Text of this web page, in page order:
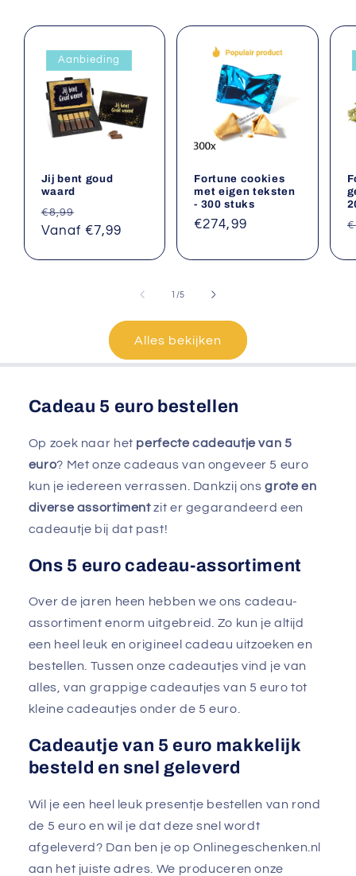
Aanbieding
Jij bent goud
waard
Normale
prijs
€8,99
Vanaf €7,99
Fortune cookies
met eigen teksten
- 300 stuks
Normale
€274,99
1 /van
5
Alles bekijken
Cadeau 5 euro bestellen
Op zoek naar het perfecte cadeautje van 5
euro? Met onze cadeaus van ongeveer 5 euro
kun je iedereen verrassen. Dankzij onsgrote en
diverse assortimentzit er gegarandeerd een
cadeautje bij dat past!
Ons 5 euro cadeau-assortiment
Over de jaren heen hebben we ons cadeau-
assortiment enorm uitgebreid. Zo kun je altijd
een heel leuk en origineel cadeau uitzoeken en
bestellen. Tussen onze cadeautjes vind je van
alles, van grappige cadeautjes van 5 euro tot
kleine cadeautjes onder de 5 euro.
Cadeautje van 5 euro makkelijk
besteld en snel geleverd
Wil je een heel leuk presentje bestellen van rond
de 5 euro en wil je dat deze snel wordt
afgeleverd? Dan ben je op Onlinegeschenken.nl
aan het juiste adres. We produceren onze